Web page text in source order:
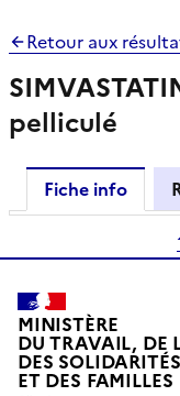
Retour aux
pelliculé
Fiche info
MINISTÈRE
DU TRAVAIL, DE
DES SOLIDARITÉS
ET DES FAMILLES